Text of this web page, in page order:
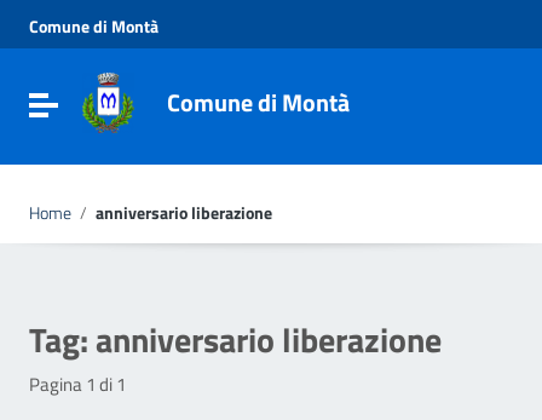
Vai al menu di navigazione
Vai al footer
Comune di Montà
Toggle navigationComune di Montà
Home / anniversario liberazione
Tag:anniversario liberazione
Pagina 1 di 1